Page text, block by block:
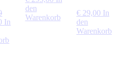
Aktueller
ist:
In
den
Warenkorb
€29,00 In
den
Warenkorb